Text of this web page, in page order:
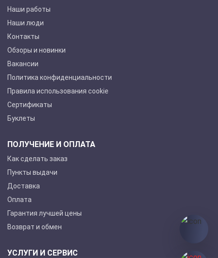
Наши работы
Наши люди
Контакты
Обзоры и новинки
Вакансии
Политика конфиденциальности
Правила использования cookie
Сертификаты
Буклеты
ПОЛУЧЕНИЕ И ОПЛАТА
Как сделать заказ
Пункты выдачи
Доставка
Оплата
Гарантия лучшей цены
Возврат и обмен
УСЛУГИ И СЕРВИС